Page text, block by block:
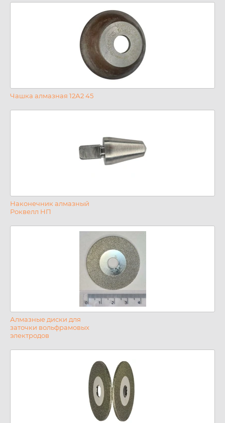
Чашка алмазная 12А2 45
Наконечник алмазный
Роквелл НП
Алмазные диски для
заточки вольфрамовых
электродов